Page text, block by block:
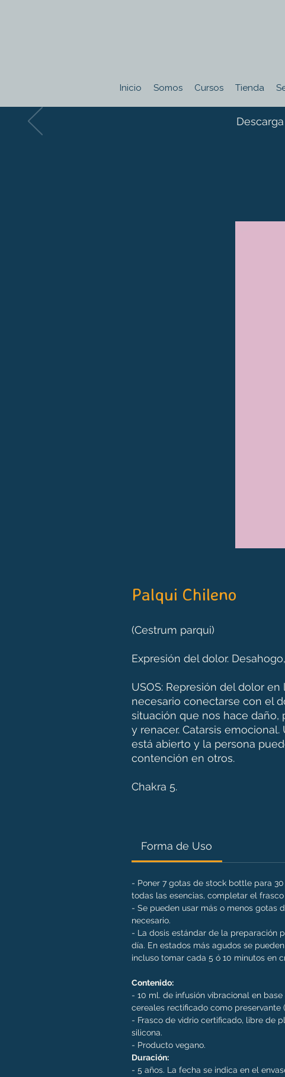
Inicio Somos Cursos Tienda
Palqui Chileno
(Cestrum parqui)
Expresión del dolor.
USOS: Represión del dolor
necesario conectarse con el
situación que nos hace daño,
y renacer. Catarsis
está abierto y la persona
contención en otros.
Chakra 5.
Forma de Uso
- Poner 7 gotas de stock bottle para
todas las esencias, completar el
- Se pueden usar más o menos gotas
necesario.
- La dosis estándar de la preparación
día. En estados más agudos se
incluso tomar cada 5 ó 10 minutos en
Contenido:
- 10 ml. de infusión vibracional en
cereales rectificado como preservante
- Frasco de vidrio certificado, libre de
silicona.
- Producto vegano.
Duración:
- 5 años. La fecha se indica en el